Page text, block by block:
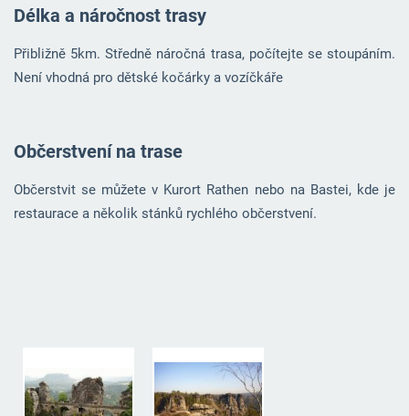
Délka a náročnost trasy
Přibližně 5km. Středně náročná trasa, počítejte se stoupáním.
Není vhodná pro dětské kočárky a vozíčkáře
Občerstvení na trase
Občerstvit se můžete v Kurort Rathen nebo na Bastei, kde je
restaurace a několik stánků rychlého občerstvení.